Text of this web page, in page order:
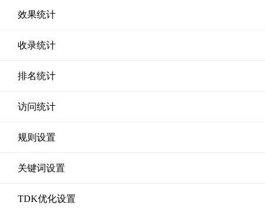
效果统计
收录统计
排名统计
访问统计
规则设置
关键词设置
TDK优化设置